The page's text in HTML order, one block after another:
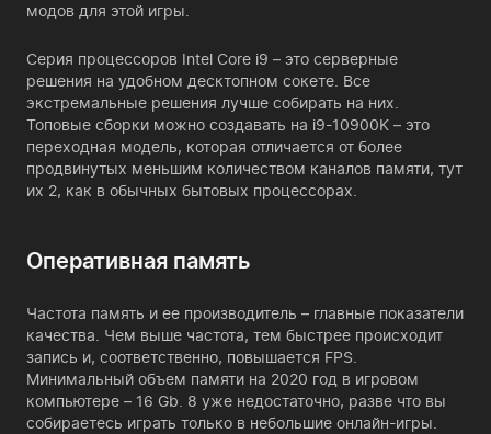
модов для этой игры.
Серия процессоров Intel Core i9 – это серверные
решения на удобном десктопном сокете. Все
экстремальные решения лучше собирать на них.
Топовые сборки можно создавать на i9-10900K – это
переходная модель, которая отличается от более
продвинутых меньшим количеством каналов памяти, тут
их 2, как в обычных бытовых процессорах.
Оперативная память
Частота память и ее производитель – главные показатели
качества. Чем выше частота, тем быстрее происходит
запись и, соответственно, повышается FPS.
Минимальный объем памяти на 2020 год в игровом
компьютере – 16 Gb . 8 уже недостаточно, разве что вы
собираетесь играть только в небольшие онлайн-игры.